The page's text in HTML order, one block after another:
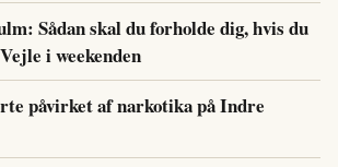
Sådan skal du forholde dig, hvis du
i weekenden
påvirket af narkotika på Indre